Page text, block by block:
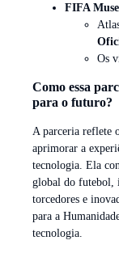
FIFA
Os
Como essa
para o futuro?
A parceria reflete
aprimorar a
tecnologia. Ela
global do futebol,
torcedores e
para a
tecnologia.